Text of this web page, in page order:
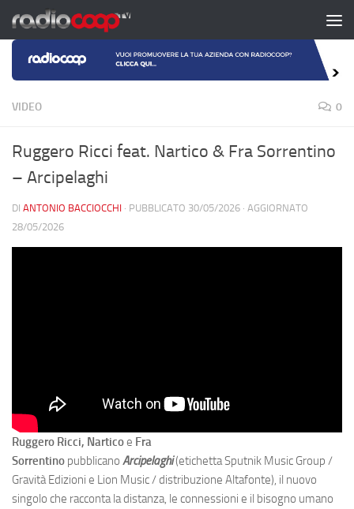
Salta al contenuto
VIDEO 0
Ruggero Ricci feat. Nartico & Fra Sorrentino
– Arcipelaghi
DI ANTONIO BACCIOCCHI · PUBBLICATO 30/05/2026 · AGGIORNATO
28/05/2026
Ruggero Ricci, Narticoe Fra
Sorrentino pubblicano Arcipelaghi(etichetta Sputnik Music Group /
Gravità Edizioni e Lion Music / distribuzione Altafonte), il nuovo
singolo che racconta la distanza, le connessioni e il bisogno umano